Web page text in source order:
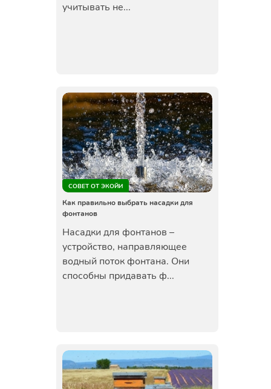
учитывать не...
СОВЕТ ОТ ЭКОЙИ
Как правильно выбрать насадки для
фонтанов
Насадки для фонтанов –
устройство, направляющее
водный поток фонтана. Они
способны придавать ф...